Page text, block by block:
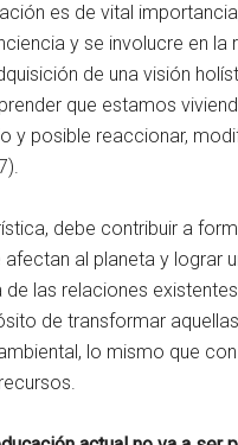
es de vital
y se involucre en
de una visión
que estamos
y posible reaccionar,
debe contribuir a
al planeta y lograr
las relaciones
de transformar
lo mismo que